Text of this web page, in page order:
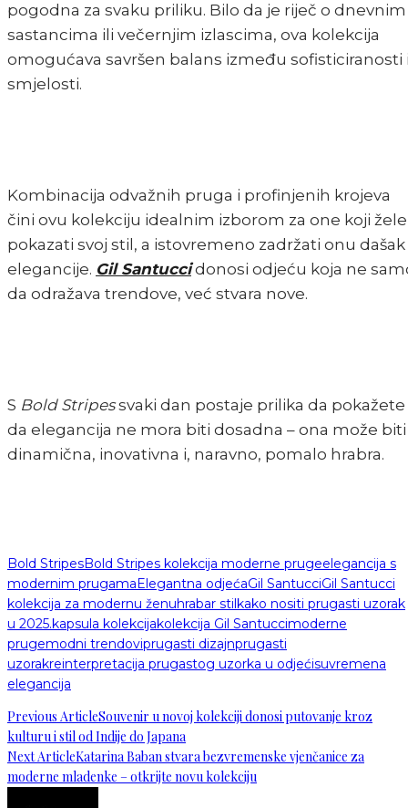
pogodna za svaku priliku. Bilo da je riječ o dnevnim
sastancima ili večernjim izlascima, ova kolekcija
omogućava savršen balans između sofisticiranosti
smjelosti.
Kombinacija odvažnih pruga i profinjenih krojeva
čini ovu kolekciju idealnim izborom za one koji žele
pokazati svoj stil, a istovremeno zadržati onu dašak
elegancije. Gil Santuccidonosi odjeću koja ne
da odražava trendove, već stvara nove.
S Bold Stripessvaki dan postaje prilika da pokažete
da elegancija ne mora biti dosadna – ona može biti
dinamična, inovativna i, naravno, pomalo hrabra.
Bold StripesBold Stripes kolekcija moderne prugeelegancija s
modernim prugamaElegantna odjećaGil SantucciGil Santucci
kolekcija za modernu ženuhrabar stilkako nositi prugasti uzorak
u 2025.kapsula kolekcijakolekcija Gil Santuccimoderne
prugemodni trendoviprugasti dizajnprugasti
uzorakreinterpretacija prugastog uzorka u odjećisuvremena
elegancija
Previous ArticleSouvenir u novoj kolekciji donosi putovanje kroz
kulturu i stil od Indije do Japana
Next ArticleKatarina Baban stvara bezvremenske vjenčanice za
moderne mladenke – otkrijte novu kolekciju